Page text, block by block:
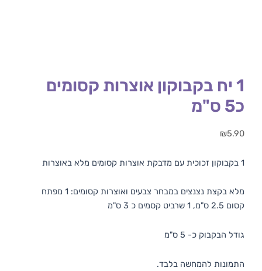
1 יח בקבוקון אוצרות קסומים
כ5 ס"מ
₪5.90
1 בקבוקון זכוכית עם מדבקת אוצרות קסומים מלא באוצרות
מלא בקצת נצנצים במבחר צבעים ואוצרות קסומים: 1 מפתח
קסום 2.5 ס"מ, 1 שרביט קסמים כ 3 ס"מ
גודל הבקבוק כ- 5 ס"מ
התמונות להמחשה בלבד.